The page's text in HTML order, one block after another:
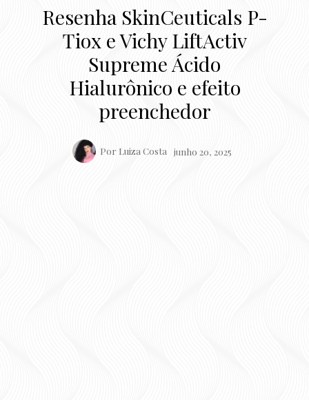
Resenha SkinCeuticals P-
Tiox e Vichy LiftActiv
Supreme Ácido
Hialurônico e efeito
preenchedor
Por Luiza Costa junho 20, 2025